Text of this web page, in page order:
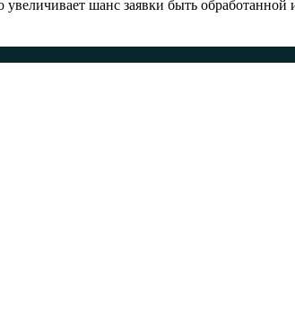
шанс заявки быть